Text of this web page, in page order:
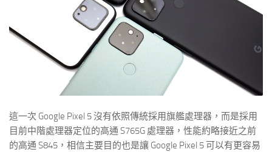
這一次 Google Pixel 5 沒有依照傳統採用旗艦處理器，而是採用
目前中階處理器定位的高通 S765G 處理器，性能約略接近之前
的高通 S845，相信主要目的也是讓 Google Pixel 5 可以有更容易